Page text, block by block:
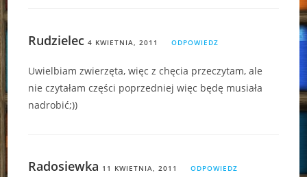
Rudzielec 4 KWIETNIA, 2011 ODPOWIEDZ
Uwielbiam zwierzęta, więc z chęcia przeczytam, ale
nie czytałam części poprzedniej więc będę musiała
nadrobić;))
Radosiewka 11 KWIETNIA, 2011 ODPOWIEDZ